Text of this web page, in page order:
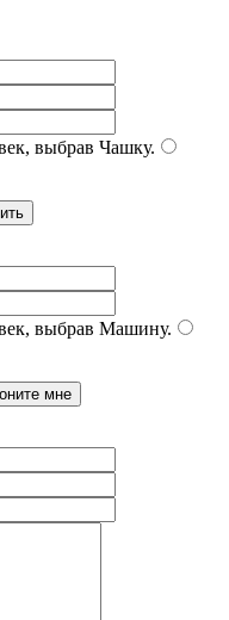
выбрав Чашку.
выбрав Машину.